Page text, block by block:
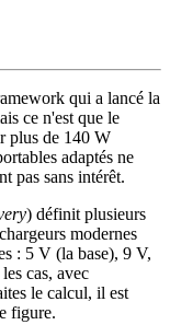
qui a lancé la
ce n'est que le
plus de 140 W
adaptés ne
pas sans intérêt.
) définit plusieurs
modernes
: 5 V (la base), 9 V,
cas, avec
le calcul, il est
figure.